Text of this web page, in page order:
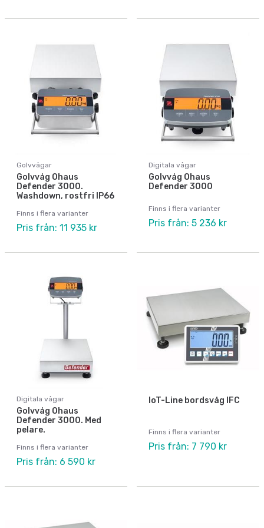
Golvvågar
Golvvåg Ohaus
Defender 3000.
Washdown, rostfri IP66
Finns i flera varianter
Pris från: 11 935 kr
Digitala vågar
Golvvåg Ohaus
Defender 3000
Finns i flera varianter
Pris från: 5 236 kr
Digitala vågar
Golvvåg Ohaus
Defender 3000. Med
pelare.
Finns i flera varianter
Pris från: 6 590 kr
IoT-Line bordsvåg IFC
Finns i flera varianter
Pris från: 7 790 kr